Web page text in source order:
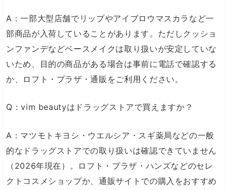
A：一部大型店舗でリップやアイブロウマスカラなど一
部商品が入荷していることがあります。ただしクッショ
ンファンデなどベースメイクは取り扱いが安定していな
いため、目的の商品がある場合は事前に電話で確認する
か、ロフト・プラザ・通販をご利用ください。
Q：vim beautyはドラッグストアで買えますか？
A：マツモトキヨシ・ウエルシア・スギ薬局などの一般
的なドラッグストアでの取り扱いは確認できていません
（2026年現在）。ロフト・プラザ・ハンズなどのセレ
クトコスメショップか、通販サイトでの購入をおすすめ